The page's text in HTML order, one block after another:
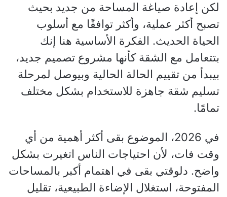
لكن إعادة صياغة المساحة من جديد بحيث
تصبح أكثر عملية، وأكثر توافقًا مع أسلوب
الحياة الحديث. الفكرة الأساسية هنا إنك
بتتعامل مع الشقة كأنها مشروع تصميم جديد،
بيبدأ من تقييم الحالة الحالية وبيوصل لمرحلة
تسليم شقة جاهزة للاستخدام بشكل مختلف
تمامًا.
في 2026، الموضوع بقى أكثر أهمية من أي
وقت فات، لأن احتياجات الناس اتغيرت بشكل
واضح. دلوقتي بقى في اهتمام أكبر بالمساحات
المفتوحة، استغلال الإضاءة الطبيعية، تقليل